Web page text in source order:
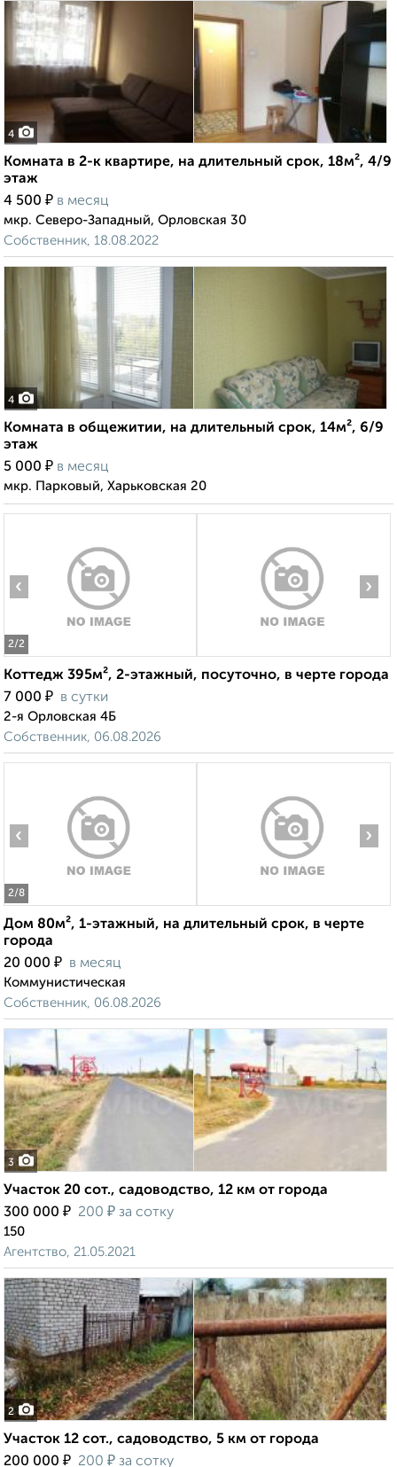
4
Комната в 2-к квартире, на длительный срок, 18м², 4/9
этаж
4 500 ₽ в месяц
мкр. Северо-Западный, Орловская 30
Собственник, 18.08.2022
4
Комната в общежитии, на длительный срок, 14м², 6/9
этаж
5 000 ₽ в месяц
мкр. Парковый, Харьковская 20
2/2
‹ ›
Коттедж 395м², 2-этажный, посуточно, в черте города
7 000 ₽ в сутки
2-я Орловская 4Б
Собственник, 06.08.2026
2/8
‹ ›
Дом 80м², 1-этажный, на длительный срок, в черте
города
20 000 ₽ в месяц
Коммунистическая
Собственник, 06.08.2026
3
Участок 20 сот., садоводство, 12 км от города
300 000 ₽ 200 ₽ за сотку
150
Агентство, 21.05.2021
2
Участок 12 сот., садоводство, 5 км от города
200 000 ₽ 200 ₽ за сотку